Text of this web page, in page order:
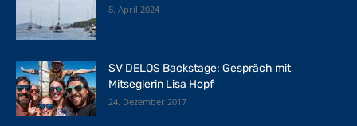
8. April 2024
SV DELOS Backstage: Gespräch mit
Mitseglerin Lisa Hopf
24. Dezember 2017